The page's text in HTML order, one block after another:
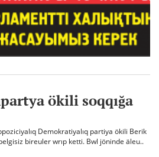
ökili soqqığa
Demokratiyalıq partiya ökili Berik
bireuler wrıp ketti. Bwl jöninde äleu..